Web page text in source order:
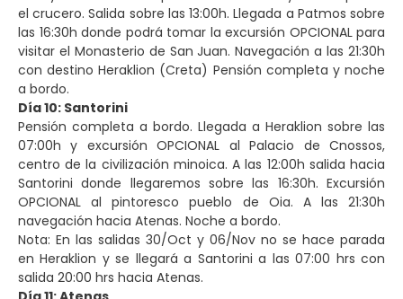
el crucero. Salida sobre las 13:00h. Llegada a Patmos sobre
las 16:30h donde podrá tomar la excursión OPCIONAL para
visitar el Monasterio de San Juan. Navegación a las 21:30h
con destino Heraklion (Creta) Pensión completa y noche
a bordo.
Día 10: Santorini
Pensión completa a bordo. Llegada a Heraklion sobre las
07:00h y excursión OPCIONAL al Palacio de Cnossos,
centro de la civilización minoica. A las 12:00h salida hacia
Santorini donde llegaremos sobre las 16:30h. Excursión
OPCIONAL al pintoresco pueblo de Oia. A las 21:30h
Nota: En las salidas 30/Oct y 06/Nov no se hace parada
en Heraklion y se llegará a Santorini a las 07:00 hrs con
salida 20:00 hrs hacia Atenas.